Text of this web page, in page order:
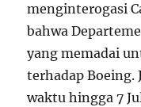
menginterogasi
bahwa
yang memadai
terhadap
waktu hingga 7